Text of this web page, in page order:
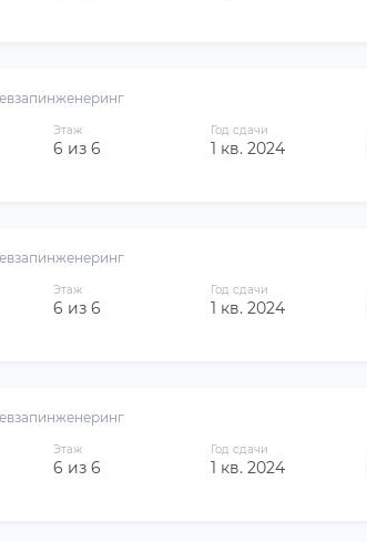
Этаж
6 из 6
Год сдачи
1 кв. 2024
Этаж
6 из 6
Год сдачи
1 кв. 2024
Этаж
6 из 6
Год сдачи
1 кв. 2024